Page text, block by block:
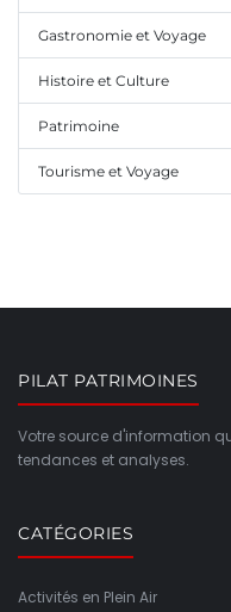
Gastronomie et Voyage
Histoire et Culture
Patrimoine
Tourisme et Voyage
PILAT PATRIMOINES
Votre source d'information
tendances et analyses.
CATÉGORIES
Activités en Plein Air